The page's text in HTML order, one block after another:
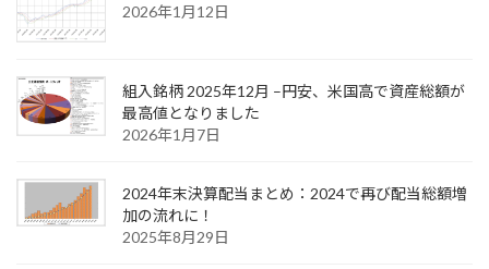
2026年1月12日
組入銘柄 2025年12月 –円安、米国高で資産総額が
最高値となりました
2026年1月7日
2024年末決算配当まとめ：2024で再び配当総額増
加の流れに！
2025年8月29日